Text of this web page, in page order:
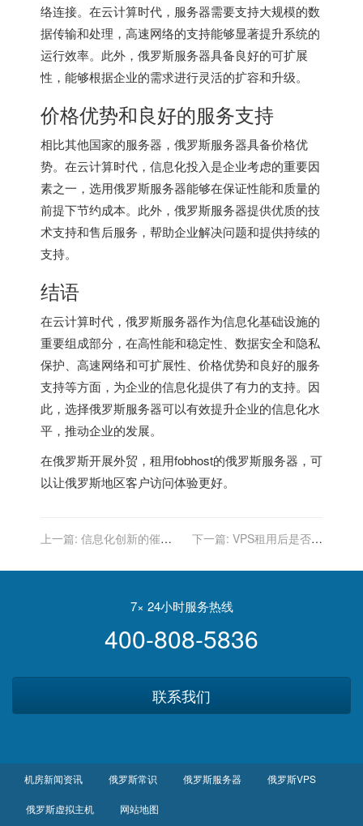
络连接。在云计算时代，服务器需要支持大规模的数
据传输和处理，高速网络的支持能够显著提升系统的
运行效率。此外，俄罗斯服务器具备良好的可扩展
性，能够根据企业的需求进行灵活的扩容和升级。
价格优势和良好的服务支持
相比其他国家的服务器，俄罗斯服务器具备价格优
势。在云计算时代，信息化投入是企业考虑的重要因
素之一，选用俄罗斯服务器能够在保证性能和质量的
前提下节约成本。此外，俄罗斯服务器提供优质的技
术支持和售后服务，帮助企业解决问题和提供持续的
支持。
结语
在云计算时代，俄罗斯服务器作为信息化基础设施的
重要组成部分，在高性能和稳定性、数据安全和隐私
保护、高速网络和可扩展性、价格优势和良好的服务
支持等方面，为企业的信息化提供了有力的支持。因
此，选择俄罗斯服务器可以有效提升企业的信息化水
平，推动企业的发展。
在俄罗斯开展外贸，租用fobhost的俄罗斯服务器 ，可
以让俄罗斯地区客户访问体验更好。
上一篇: 信息化创新的催化
动
下一篇: VPS租用后是否提
7× 24小时服务热线
400-808-5836
联系我们
机房新闻资讯 俄罗斯常识 俄罗斯服务器 俄罗斯VPS
俄罗斯虚拟主机 网站地图